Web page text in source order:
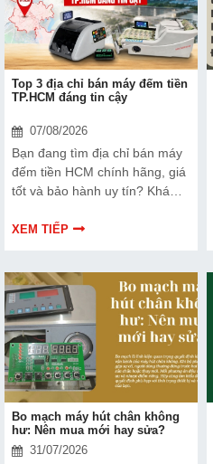
Top 3 địa chỉ bán máy đếm tiền
TP.HCM đáng tin cậy
07/08/2026
Bạn đang tìm địa chỉ bán máy
đếm tiền HCM chính hãng, giá
tốt và bảo hành uy tín? Khám
nhiều doanh nghiệp, cửa hàng
XEM TIẾP
Bo mạch máy hút chân không
hư: Nên mua mới hay sửa?
31/07/2026